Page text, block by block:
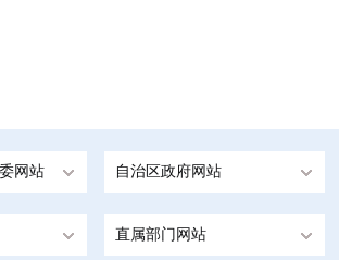
网站 自治区政府网站
直属部门网站